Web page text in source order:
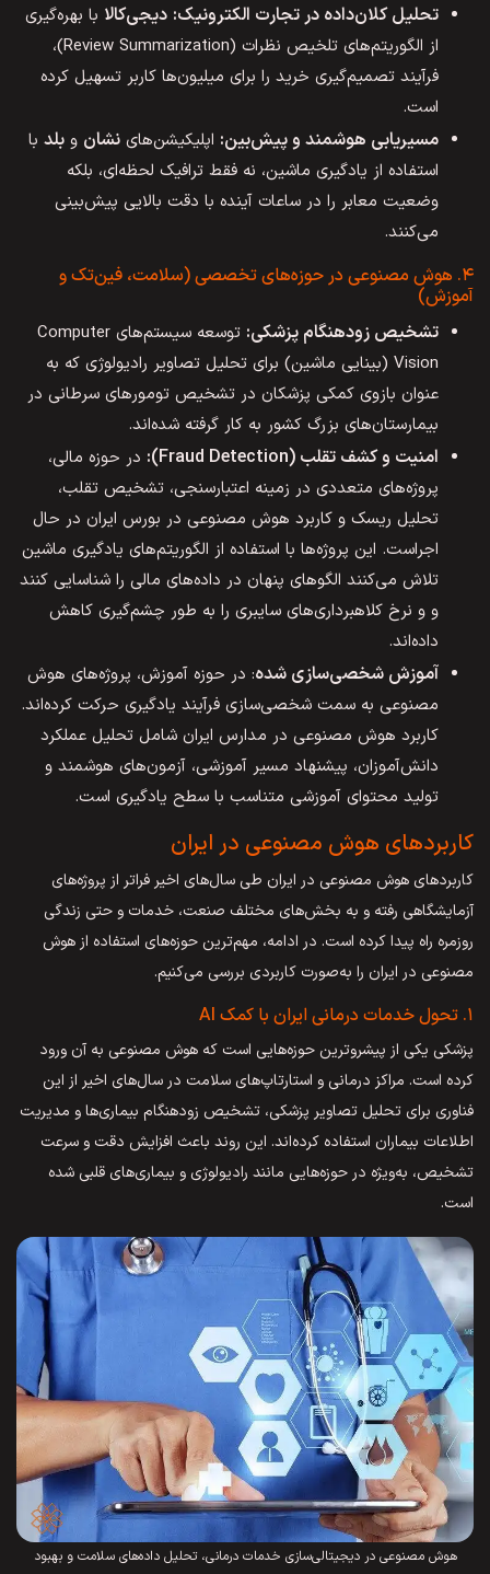
تحلیل کلان‌داده در تجارت الکترونیک: دیجی‌کالا با بهره‌گیری
از الگوریتم‌های تلخیص نظرات (Review Summarization)،
فرآیند تصمیم‌گیری خرید را برای میلیون‌ها کاربر تسهیل کرده
است.
مسیریابی هوشمند و پیش‌بین: اپلیکیشن‌های نشان و بلد با
استفاده از یادگیری ماشین، نه فقط ترافیک لحظه‌ای، بلکه
وضعیت معابر را در ساعات آینده با دقت بالایی پیش‌بینی
می‌کنند.
۴. هوش مصنوعی در حوزه‌های تخصصی (سلامت، فین‌تک و
آموزش)
تشخیص زودهنگام پزشکی:
توسعه سیستم‌های Computer
Vision (بینایی ماشین) برای تحلیل تصاویر رادیولوژی که به
عنوان بازوی کمکی پزشکان در تشخیص تومورهای سرطانی در
بیمارستان‌های بزرگ کشور به کار گرفته شده‌اند.
امنیت و کشف تقلب (Fraud Detection):
در حوزه مالی،
پروژه‌های متعددی در زمینه اعتبارسنجی، تشخیص تقلب،
تحلیل ریسک و کاربرد هوش مصنوعی در بورس ایران در حال
اجراست. این پروژه‌ها با استفاده از الگوریتم‌های یادگیری ماشین
تلاش می‌کنند الگوهای پنهان در داده‌های مالی را شناسایی کنند
و و نرخ کلاهبرداری‌های سایبری را به طور چشم‌گیری کاهش
داده‌اند.
آموزش شخصی‌سازی شده: در حوزه آموزش، پروژه‌های هوش
مصنوعی به سمت شخصی‌سازی فرآیند یادگیری حرکت کرده‌اند.
کاربرد هوش مصنوعی در مدارس ایران شامل تحلیل عملکرد
دانش‌آموزان، پیشنهاد مسیر آموزشی، آزمون‌های هوشمند و
تولید محتوای آموزشی متناسب با سطح یادگیری است.
کاربردهای هوش مصنوعی در ایران
کاربردهای هوش مصنوعی در ایران طی سال‌های اخیر فراتر از پروژه‌های
آزمایشگاهی رفته و به بخش‌های مختلف صنعت، خدمات و حتی زندگی
روزمره راه پیدا کرده است. در ادامه، مهم‌ترین حوزه‌های استفاده از هوش
مصنوعی در ایران را به‌صورت کاربردی بررسی می‌کنیم.
۱. تحول خدمات درمانی ایران با کمک AI
پزشکی یکی از پیشروترین حوزه‌هایی است که هوش مصنوعی به آن ورود
کرده است. مراکز درمانی و استارتاپ‌های سلامت در سال‌های اخیر از این
فناوری برای تحلیل تصاویر پزشکی، تشخیص زودهنگام بیماری‌ها و مدیریت
اطلاعات بیماران استفاده کرده‌اند. این روند باعث افزایش دقت و سرعت
تشخیص، به‌ویژه در حوزه‌هایی مانند رادیولوژی و بیماری‌های قلبی شده
است.
هوش مصنوعی در دیجیتالی‌سازی خدمات درمانی، تحلیل داده‌های سلامت و بهبود